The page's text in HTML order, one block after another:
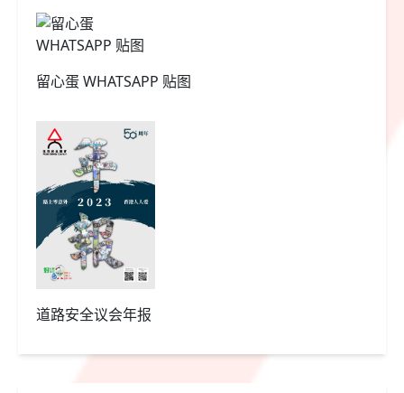
留心蛋 WHATSAPP 贴图
道路安全议会年报